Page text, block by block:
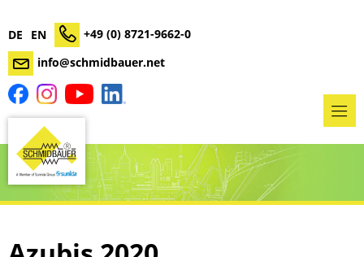
DE EN
+49 (0) 8721-9662-0
info@schmidbauer.net